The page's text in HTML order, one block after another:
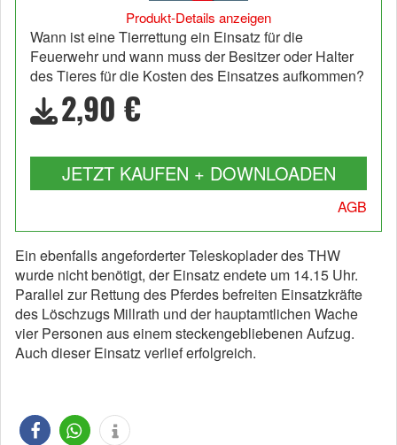
Produkt-Details anzeigen
Wann ist eine Tierrettung ein Einsatz für die
Feuerwehr und wann muss der Besitzer oder Halter
des Tieres für die Kosten des Einsatzes aufkommen?
2,90 €
JETZT KAUFEN + DOWNLOADEN
AGB
Ein ebenfalls angeforderter Teleskoplader des THW
wurde nicht benötigt, der Einsatz endete um 14.15 Uhr.
Parallel zur Rettung des Pferdes befreiten Einsatzkräfte
des Löschzugs Millrath und der hauptamtlichen Wache
vier Personen aus einem steckengebliebenen Aufzug.
Auch dieser Einsatz verlief erfolgreich.